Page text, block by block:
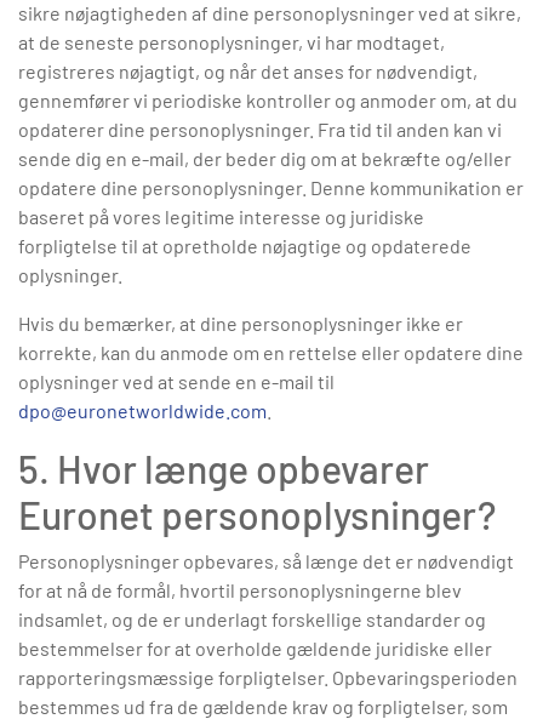
sikre nøjagtigheden af dine personoplysninger ved at sikre,
at de seneste personoplysninger, vi har modtaget,
registreres nøjagtigt, og når det anses for nødvendigt,
gennemfører vi periodiske kontroller og anmoder om, at du
opdaterer dine personoplysninger. Fra tid til anden kan vi
sende dig en e-mail, der beder dig om at bekræfte og/eller
opdatere dine personoplysninger. Denne kommunikation er
baseret på vores legitime interesse og juridiske
forpligtelse til at opretholde nøjagtige og opdaterede
oplysninger.
Hvis du bemærker, at dine personoplysninger ikke er
korrekte, kan du anmode om en rettelse eller opdatere dine
oplysninger ved at sende en e-mail til
dpo@euronetworldwide.com
5. Hvor længe opbevarer
Euronet personoplysninger?
Personoplysninger opbevares, så længe det er nødvendigt
for at nå de formål, hvortil personoplysningerne blev
indsamlet, og de er underlagt forskellige standarder og
bestemmelser for at overholde gældende juridiske eller
rapporteringsmæssige forpligtelser. Opbevaringsperioden
bestemmes ud fra de gældende krav og forpligtelser, som